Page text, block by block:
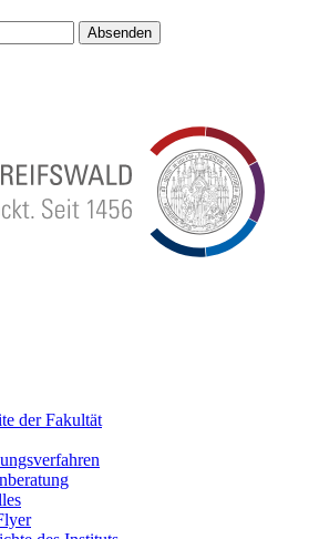
Absenden
der Fakultät